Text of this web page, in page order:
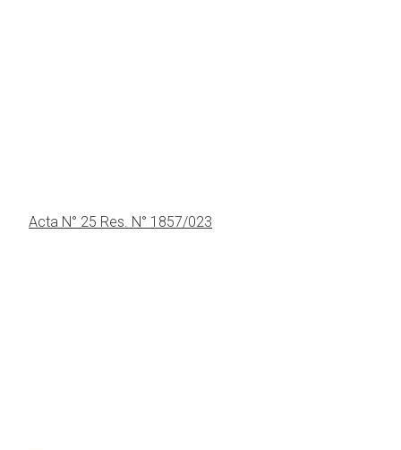
Acta N° 25 Res. N° 1857/023